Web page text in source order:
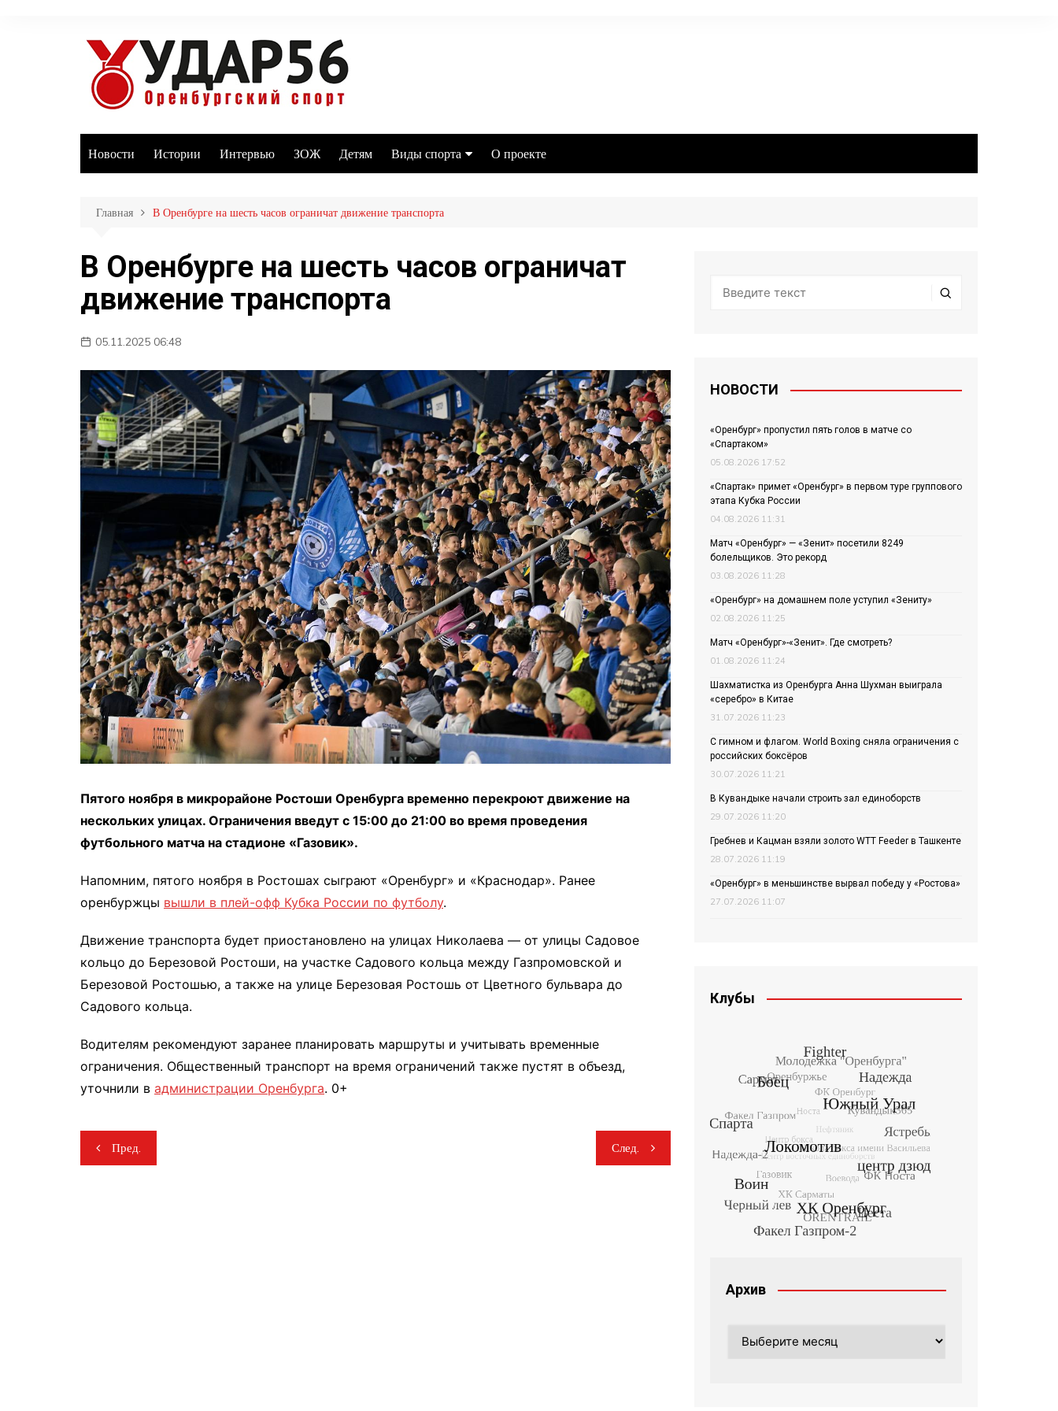
Новости Истории Интервью ЗОЖ Детям Виды спорта
MMA
Баскетбол
Бег
Дзюдо
Волейбол
Тяжелая атлетика
Водные виды спорта
Хоккей с мячом
Автоспорт
Остальное
О проекте
Главная В Оренбурге на шесть часов ограничат движение транспорта
В Оренбурге на шесть часов ограничат
движение транспорта
05.11.2025 06:48
Пятого ноября в микрорайоне Ростоши Оренбурга временно перекроют движение на
нескольких улицах. Ограничения введут с 15:00 до 21:00 во время проведения
футбольного матча на стадионе «Газовик».
Напомним, пятого ноября в Ростошах сыграют «Оренбург» и «Краснодар». Ранее
оренбуржцы вышли в плей-офф Кубка России по футболу.
Движение транспорта будет приостановлено на улицах Николаева — от улицы Садовое
кольцо до Березовой Ростоши, на участке Садового кольца между Газпромовской и
Березовой Ростошью, а также на улице Березовая Ростошь от Цветного бульвара до
Садового кольца.
Водителям рекомендуют заранее планировать маршруты и учитывать временные
ограничения. Общественный транспорт на время ограничений также пустят в объезд,
уточнили в администрации Оренбурга. 0+
Навигация
по
Пред. След.
НОВОСТИ
«Оренбург» пропустил пять голов в матче со
«Спартаком»
05.08.2026 17:52
«Спартак» примет «Оренбург» в первом туре группового
этапа Кубка России
04.08.2026 11:31
Матч «Оренбург» — «Зенит» посетили 8249
болельщиков. Это рекорд
03.08.2026 11:28
«Оренбург» на домашнем поле уступил «Зениту»
02.08.2026 11:25
Матч «Оренбург»-«Зенит». Где смотреть?
01.08.2026 11:24
Шахматистка из Оренбурга Анна Шухман выиграла
«серебро» в Китае
31.07.2026 11:23
С гимном и флагом. World Boxing сняла ограничения с
российских боксёров
30.07.2026 11:21
В Кувандыке начали строить зал единоборств
29.07.2026 11:20
Гребнев и Кацман взяли золото WTT Feeder в Ташкенте
28.07.2026 11:19
«Оренбург» в меньшинстве вырвал победу у «Ростова»
27.07.2026 11:07
Клубы
Архив